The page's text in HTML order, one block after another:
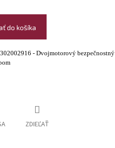
do košíka
- Dvojmotorový bezpečnostný
ZDIEĽAŤ